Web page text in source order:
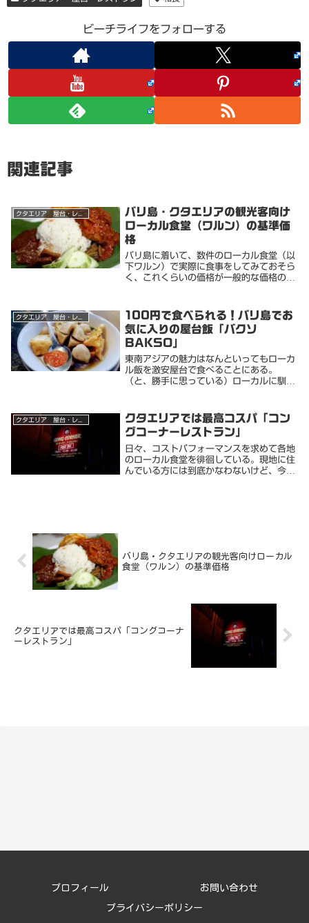
ビーチライフをフォローする
関連記事
クタエリア 屋台・レストラン
バリ島・クタエリアの観光客向け
ローカル食堂（ワルン）の基準価
格
バリ島に着いて、数件のローカル食堂（以
下ワルン）で実際に食事をしてみておそら
く、これくらいの価格が一般的な価格の基
な基準ですが。滞在先に近く、よく通って
いるのでメニ...
クタエリア 屋台・レストラン
100円で食べられる！バリ島でお
気に入りの屋台飯「バクソ
BAKSO」
東南アジアの魅力はなんといってもローカ
ル飯を激安屋台で食べることにある。
（と、勝手に思っている）ローカルに馴染
はない、崇高な志をもったケチである。タ
イなどに比べると...
クタエリア 屋台・レストラン
クタエリアでは最高コスパ「コン
グコーナーレストラン」
日々、コストパフォーマンスを求めて各地
のローカル食堂を徘徊している。現地に住
んでいる方には到底かなわないけど、今の
バリ島・クタエリアの観光客向けローカル
食堂（ワルン）の基準価格
クタエリアでは最高コスパ「コングコーナ
ーレストラン」
プロフィール お問い合わせ
プライバシーポリシー